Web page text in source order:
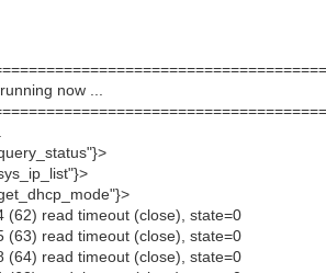
now ...
(62) read timeout (close), state=0
(63) read timeout (close), state=0
(64) read timeout (close), state=0